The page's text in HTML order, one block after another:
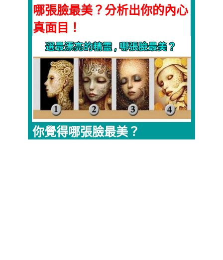
哪張臉最美？分析出你的內心
真面目！
你覺得哪張臉最美？